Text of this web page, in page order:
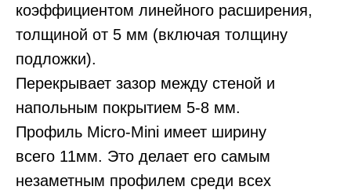
коэффициентом линейного расширения,
толщиной от 5 мм (включая толщину
подложки).
Перекрывает зазор между стеной и
напольным покрытием 5-8 мм.
Профиль Micro-Mini имеет ширину
всего 11мм. Это делает его самым
незаметным профилем среди всех